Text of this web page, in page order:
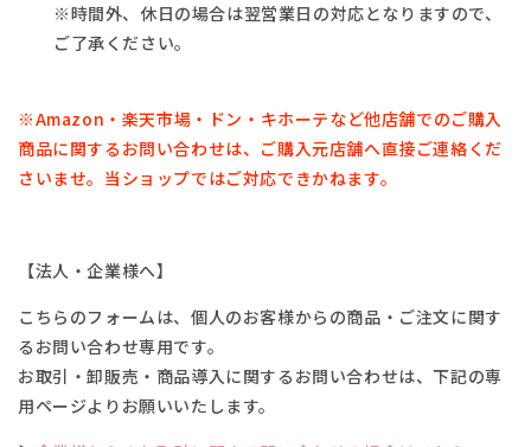
※時間外、休日の場合は翌営業日の対応となりますので、
ご了承ください。
※Amazon・楽天市場・ ドン・キホーテなど他店舗でのご購入
商品に関するお問い合わせは、 ご購入元店舗へ直接ご連絡くだ
さいませ。 当ショップではご対応できかねます。
【法人・企業様へ】
こちらのフォームは、個人のお客様からの商品・ご注文に関す
るお問い合わせ専用です。
お取引・卸販売・商品導入に関するお問い合わせは、下記の専
用ページよりお願いいたします。